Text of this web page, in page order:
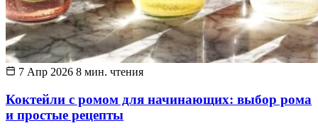
7 Апр 2026 8 мин. чтения
Коктейли с ромом для начинающих: выбор рома
и простые рецепты